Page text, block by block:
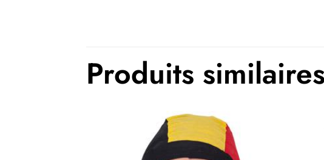
Produits similaires